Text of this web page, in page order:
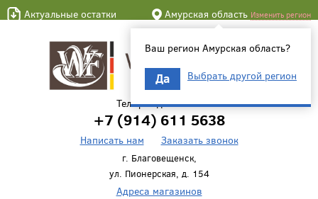
Актуальные остатки Амурская область Изменить регион
Ваш регион Амурская область?
Да Выбрать другой регион
Телефон для связи
+7 (914) 611 5638
Написать нам Заказать звонок
г. Благовещенск,
ул. Пионерская, д. 154
Адреса магазинов